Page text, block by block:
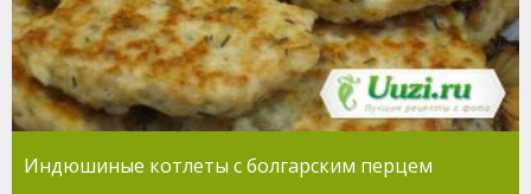
Индюшиные котлеты с болгарским перцем